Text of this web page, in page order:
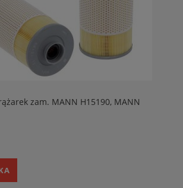
zam. MANN H15190, MANN